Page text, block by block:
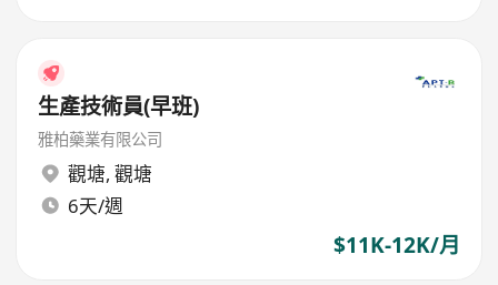
生產技術員(早班)
雅柏藥業有限公司
觀塘, 觀塘
6天/週
$11K-12K/月